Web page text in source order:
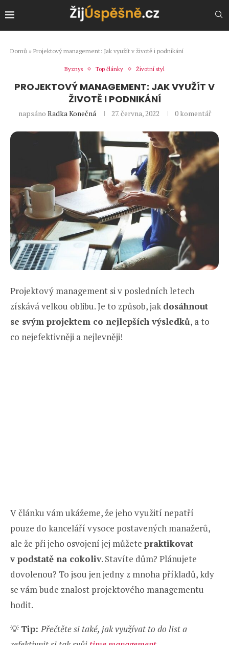
Domů » Projektový management: Jak využít v životě i podnikání
Byznys Top články Životní styl
PROJEKTOVÝ MANAGEMENT: JAK VYUŽÍT V
ŽIVOTĚ I PODNIKÁNÍ
napsáno Radka Konečná 27. června, 2022 0 komentář
Projektový management si v posledních letech
získává velkou oblibu. Je to způsob, jakdosáhnout
se svým projektem co nejlepších výsledků, a to
co nejefektivněji a nejlevněji!
V článku vám ukážeme, že jeho využití nepatří
pouze do kanceláří vysoce postavených manažerů,
ale že při jeho osvojení jej můžete praktikovat
v podstatě na cokoliv. Stavíte dům? Plánujete
dovolenou? To jsou jen jedny z mnoha příkladů, kdy
se vám bude znalost projektového managementu
hodit.
💡 Tip:Přečtěte si také, jak využívat to do list a